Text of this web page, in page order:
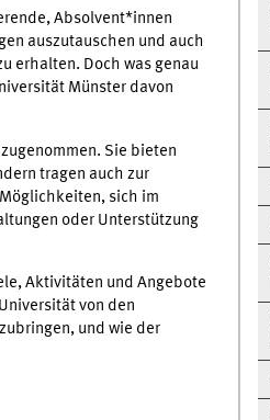
Absolvent*innen
auszutauschen und auch
erhalten. Doch was genau
Münster davon
Sie bieten
tragen auch zur
sich im
oder Unterstützung
Aktivitäten und Angebote
von den
und wie der